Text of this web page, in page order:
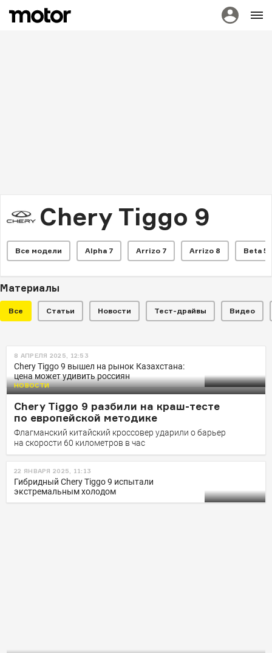
Chery Tiggo 9
Все модели Alpha 7 Arrizo 7 Arrizo 8 Beta 5
Материалы
Все Статьи Новости Тест-драйвы Видео
Что будет с Chery Tiggo 9 при
боковом ударе об столб:
результаты краш-теста
Краш-тест был проведен по европейской методике Euro
NCAP
8 АПРЕЛЯ 2025, 12:53
Chery Tiggo 9 вышел на рынок Казахстана:
цена может удивить россиян
НОВОСТИ
Chery Tiggo 9 разбили на краш-тесте
по европейской методике
Флагманский китайский кроссовер ударили о барьер
на скорости 60 километров в час
22 ЯНВАРЯ 2025, 11:13
Гибридный Сhery Tiggo 9 испытали
экстремальным холодом